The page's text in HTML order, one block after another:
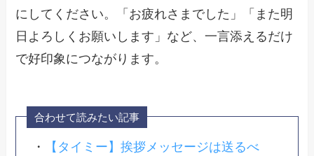
にしてください。「お疲れさまでした」「また明
日よろしくお願いします」など、一言添えるだけ
で好印象につながります。
合わせて読みたい記事
・
【タイミー】挨拶メッセージは送るべ